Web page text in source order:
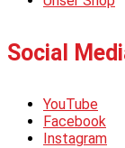
Social
YouTube
Facebook
Instagram